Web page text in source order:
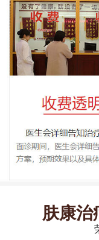
肤康治